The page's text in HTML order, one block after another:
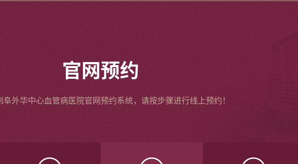
官网预约
阜外华中心血管病医院官网预约系统，请按步骤进行线上预约！